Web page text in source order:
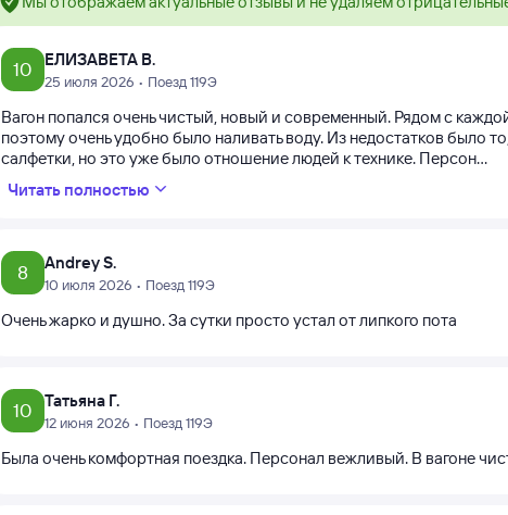
10 ЕЛИЗАВЕТА В.
25 июля 2026 • Поезд 119Э
Вагон попался очень чистый, новый и современный. Рядом с
поэтому очень удобно было наливать воду. Из недостатков было
салфетки, но это уже было отношение людей к технике. Персон...
Читать полностью
8 Andrey S.
10 июля 2026 • Поезд 119Э
Очень жарко и душно. За сутки просто устал от липкого пота
10 Татьяна Г.
12 июня 2026 • Поезд 119Э
Была очень комфортная поездка. Персонал вежливый. В вагоне